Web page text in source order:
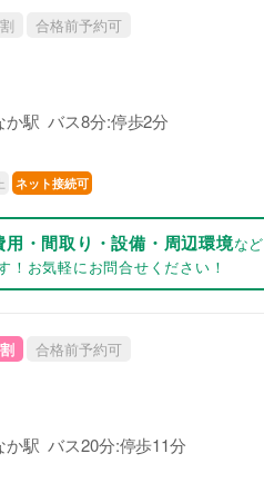
合格前予約可
か駅 バス8分:停歩2分
ネット接続可
用・間取り・設備・周辺環境など
！お気軽にお問合せください！
合格前予約可
駅 バス20分:停歩11分